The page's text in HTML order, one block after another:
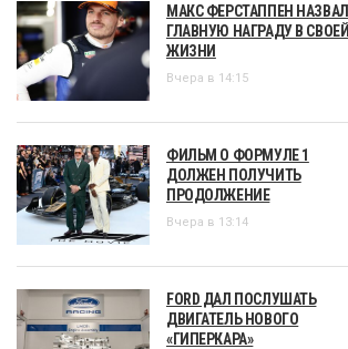
МАКС ФЕРСТАППЕН НАЗВАЛ
ГЛАВНУЮ НАГРАДУ В СВОЕЙ
ЖИЗНИ
Вчера в 14:15
ФИЛЬМ О ФОРМУЛЕ 1
ДОЛЖЕН ПОЛУЧИТЬ
ПРОДОЛЖЕНИЕ
Вчера в 13:14
FORD ДАЛ ПОСЛУШАТЬ
ДВИГАТЕЛЬ НОВОГО
«ГИПЕРКАРА»